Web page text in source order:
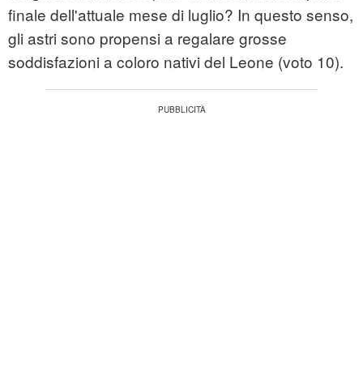
finale dell'attuale mese di luglio? In questo senso,
gli astri sono propensi a regalare grosse
soddisfazioni a coloro nativi del Leone (voto 10).